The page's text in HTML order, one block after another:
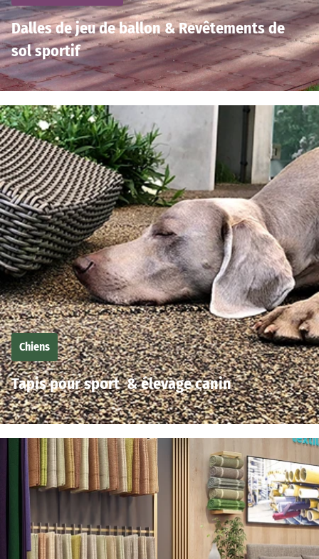
Dalles de jeu de ballon & Revêtements de
sol sportif
Chiens
Tapis pour sport & élevage canin